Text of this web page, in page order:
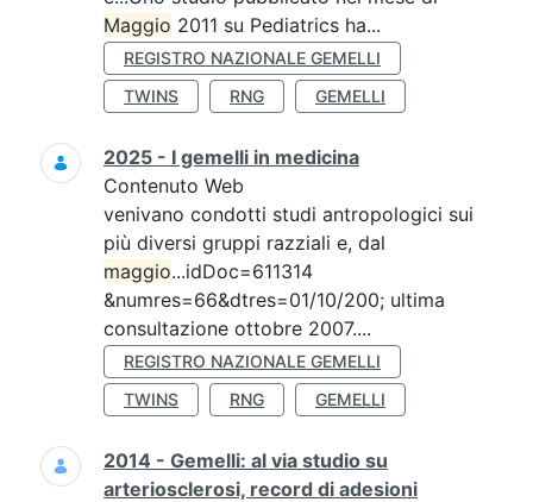
Maggio 2011 su Pediatrics ha...
REGISTRO NAZIONALE GEMELLI
TWINS
RNG GEMELLI
2025 - I gemelli in medicina
Contenuto Web
venivano condotti studi antropologici sui
più diversi gruppi razziali e, dal
maggio...idDoc=611314
&numres=66&dtres=01/10/200; ultima
consultazione ottobre 2007....
REGISTRO NAZIONALE GEMELLI
TWINS
RNG GEMELLI
2014 - Gemelli: al via studio su
arteriosclerosi, record di adesioni